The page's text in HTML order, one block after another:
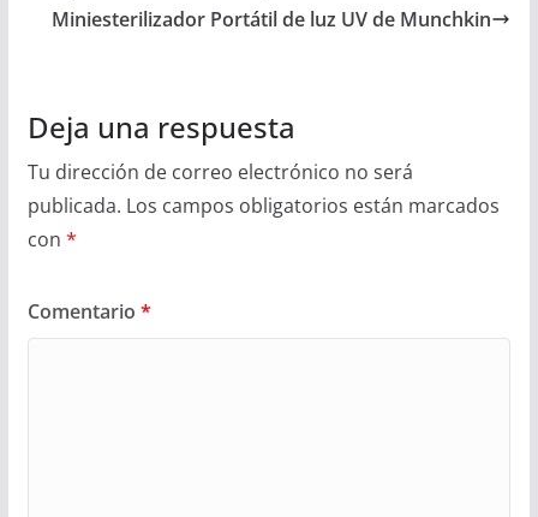
Miniesterilizador Portátil de luz UV de Munchkin
Deja una respuesta
Tu dirección de correo electrónico no será
publicada. Los campos obligatorios están marcados
con *
Comentario *